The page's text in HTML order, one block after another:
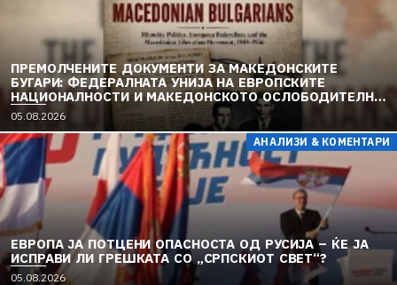
ПРЕМОЛЧЕНИТЕ ДОКУМЕНТИ ЗА МАКЕДОНСКИТЕ
БУГАРИ: ФЕДЕРАЛНАТА УНИЈА НА ЕВРОПСКИТЕ
НАЦИОНАЛНОСТИ И МАКЕДОНСКОТО ОСЛОБОДИТЕЛНО
ДВИЖЕЊЕ (1949–1956) (2)
05.08.2026
АНАЛИЗИ & КОМЕНТАРИ
ЕВРОПА ЈА ПОТЦЕНИ ОПАСНОСТА ОД РУСИЈА – ЌЕ ЈА
ИСПРАВИ ЛИ ГРЕШКАТА СО „СРПСКИОТ СВЕТ“?
05.08.2026